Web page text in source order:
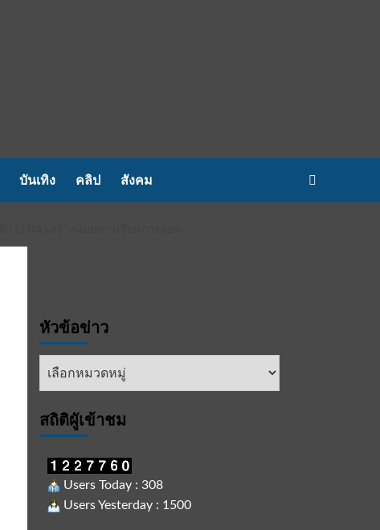
บันเทิง คลิป สังคม
หัวข้อข่าว
หัวข้อ
สถิติผูัเข้าชม
Users Today : 308
Users Yesterday : 1500